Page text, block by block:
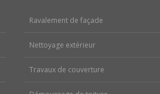
Ravalement de façade
Nettoyage extérieur
Travaux de couverture